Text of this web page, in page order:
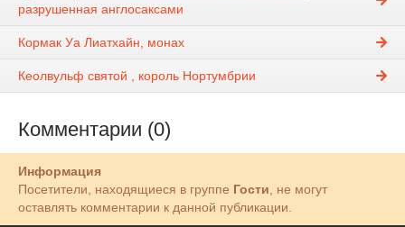
разрушенная англосаксами
Кормак Уа Лиатхайн, монах
Кеолвульф святой , король Нортумбрии
Комментарии (0)
Информация
Посетители, находящиеся в группе Гости , не могут
оставлять комментарии к данной публикации.